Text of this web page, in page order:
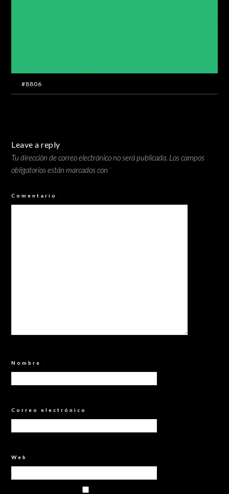
#8806
Leave a reply
Tu dirección de correo electrónico no será publicada. Los campos
obligatorios están marcados con *
Comentario *
Nombre *
Correo electrónico *
Web